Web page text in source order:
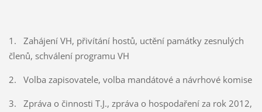
1. Zahájení VH, přivítání hostů, uctění památky zesnulých
členů, schválení programu VH
2. Volba zapisovatele, volba mandátové a návrhové komise
3. Zpráva o činnosti T.J., zpráva o hospodaření za rok 2012,